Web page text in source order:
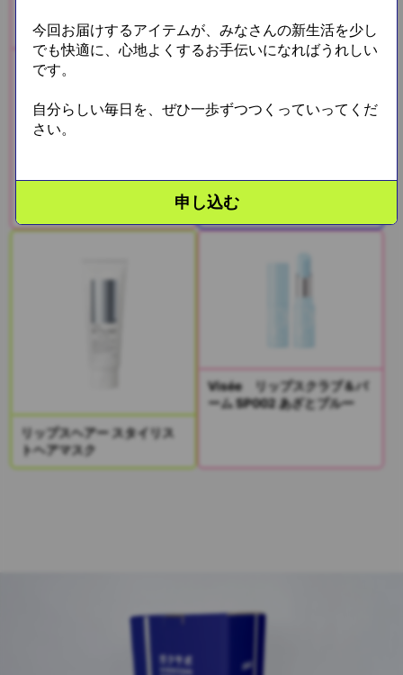
いち髪前髪キープコーム
プロスタイル前髪メイクバブ
ル
リップスヘアー スタイリス
トヘアマスク
Visée リップスクラブ＆バ
ーム SP002 あざとブルー
今回お届けするアイテムが、みなさんの新生活を少し
でも快適に、心地よくするお手伝いになればうれしい
です。
自分らしい毎日を、ぜひ一歩ずつつくっていってくだ
さい。
申し込む